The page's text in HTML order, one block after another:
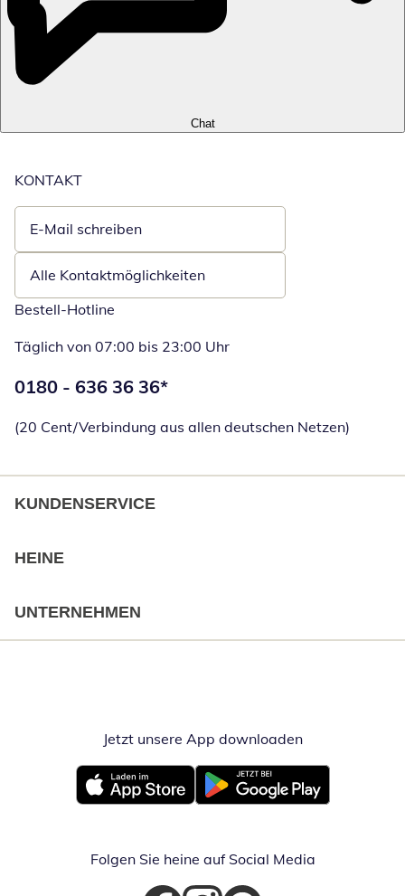
Chat
KONTAKT
E-Mail schreiben
Öffnet E-Mail-Client
Alle Kontaktmöglichkeiten
Bestell-Hotline
Täglich von 07:00 bis 23:00 Uhr
Telefonnummer:
0180 - 636 36 36*
(20 Cent/Verbindung aus allen deutschen Netzen)
KUNDENSERVICE
HEINE
UNTERNEHMEN
Jetzt unsere App downloadenÖffnet in
Öffnet in neuem FensterÖffnet in neuem Fenster
Folgen Sie heine auf Social Media